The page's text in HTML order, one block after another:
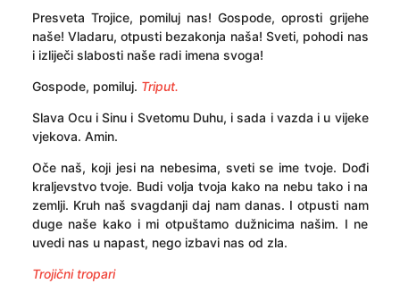
Presveta Trojice, pomiluj nas! Gospode, oprosti grijehe
naše! Vladaru, otpusti bezakonja naša! Sveti, pohodi nas
i izliječi slabosti naše radi imena svoga!
Gospode, pomiluj. Triput.
Slava Ocu i Sinu i Svetomu Duhu, i sada i vazda i u vijeke
vjekova. Amin.
Oče naš, koji jesi na nebesima, sveti se ime tvoje. Dođi
kraljevstvo tvoje. Budi volja tvoja kako na nebu tako i na
zemlji. Kruh naš svagdanji daj nam danas. I otpusti nam
duge naše kako i mi otpuštamo dužnicima našim. I ne
uvedi nas u napast, nego izbavi nas od zla.
Trojični tropari